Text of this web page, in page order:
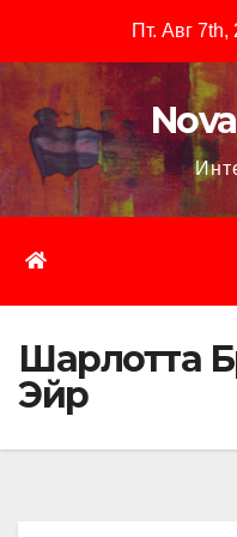
содержимому
Пт. Авг 7th,
Шарлотта
Эйр